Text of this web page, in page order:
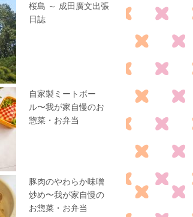
桜島 ～ 成田廣文出張
日誌
自家製ミートボー
ル〜我が家自慢のお
惣菜・お弁当
豚肉のやわらか味噌
炒め〜我が家自慢の
お惣菜・お弁当